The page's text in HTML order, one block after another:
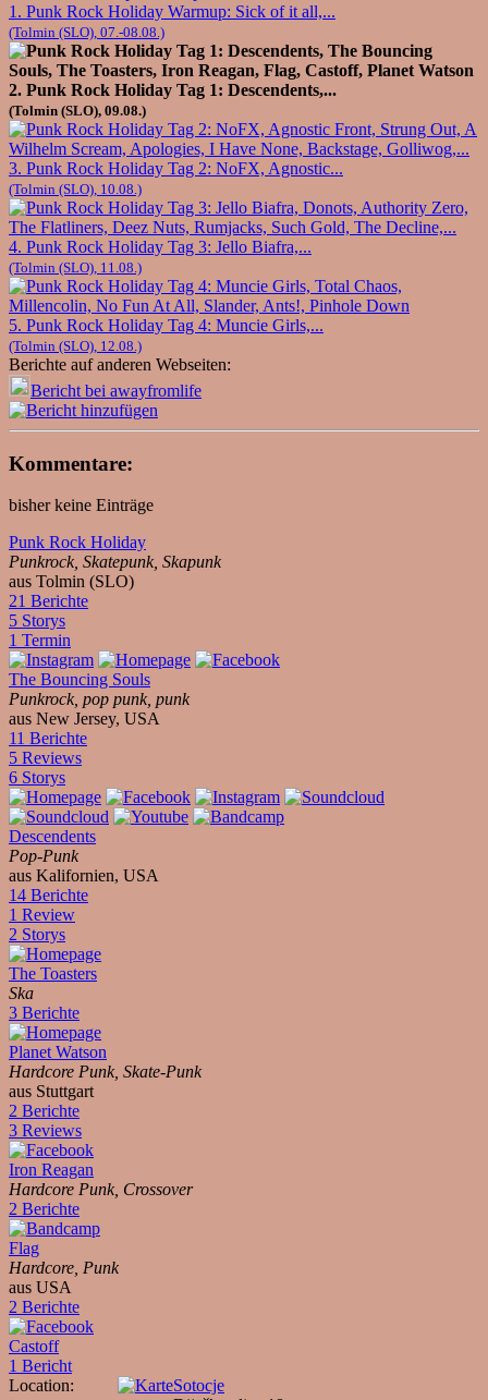
1. Punk Rock Holiday Warmup: Sick of it all,...
(Tolmin (SLO), 07.-08.08.)
2. Punk Rock Holiday Tag 1: Descendents,...
(Tolmin (SLO), 09.08.)
3. Punk Rock Holiday Tag 2: NoFX, Agnostic...
(Tolmin (SLO), 10.08.)
4. Punk Rock Holiday Tag 3: Jello Biafra,...
(Tolmin (SLO), 11.08.)
5. Punk Rock Holiday Tag 4: Muncie Girls,...
(Tolmin (SLO), 12.08.)
Berichte auf anderen Webseiten:
Bericht bei awayfromlife
Kommentare:
bisher keine Einträge
Punk Rock Holiday
Punkrock, Skatepunk, Skapunk
aus Tolmin (SLO)
21 Berichte
5 Storys
1 Termin
The Bouncing Souls
Punkrock, pop punk, punk
aus New Jersey, USA
11 Berichte
5 Reviews
6 Storys
Descendents
Pop-Punk
aus Kalifornien, USA
14 Berichte
1 Review
2 Storys
The Toasters
Ska
3 Berichte
Planet Watson
Hardcore Punk, Skate-Punk
aus Stuttgart
2 Berichte
3 Reviews
Iron Reagan
Hardcore Punk, Crossover
2 Berichte
Flag
Hardcore, Punk
aus USA
2 Berichte
Castoff
1 Bericht
Location:
Sotocje